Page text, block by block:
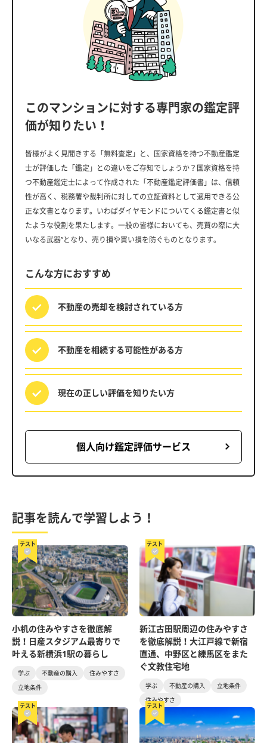
このマンションに対する専門家の鑑定評
価が知りたい！
皆様がよく見聞きする「無料査定」と、国家資格を持つ不動産鑑定
士が評価した「鑑定」との違いをご存知でしょうか？国家資格を持
つ不動産鑑定士によって作成された「不動産鑑定評価書」は、信頼
性が高く、税務署や裁判所に対しての立証資料として適用できる公
正な文書となります。いわばダイヤモンドについてくる鑑定書と似
たような役割を果たします。一般の皆様においても、売買の際に大
いなる武器”となり、売り損や買い損を防ぐものとなります。
こんな方におすすめ
不動産の売却を検討されている方
不動産を相続する可能性がある方
現在の正しい評価を知りたい方
個人向け鑑定評価サービス
記事を読んで学習しよう！
テスト
小机の住みやすさを徹底解
説！日産スタジアム最寄りで
叶える新横浜1駅の暮らし
学ぶ 不動産の購入
住みやすさ
立地条件
テスト
新江古田駅周辺の住みやすさ
を徹底解説！大江戸線で新宿
直通、中野区と練馬区をまた
ぐ文教住宅地
学ぶ 不動産の購入
立地条件
住みやすさ
テスト テスト